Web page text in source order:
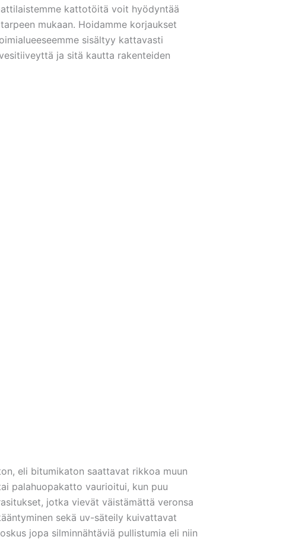
kattotöitä voit hyödyntää
mukaan. Hoidamme korjaukset
sisältyy kattavasti
ja sitä kautta rakenteiden
eli bitumikaton saattavat rikkoa muun
palahuopakatto vaurioitui, kun puu
jotka vievät väistämättä veronsa
sekä uv-säteily kuivattavat
jopa silminnähtäviä pullistumia eli niin